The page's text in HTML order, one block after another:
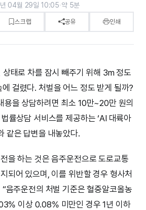
04월 29일 10:05·약 5분
스크랩 공유 인쇄
태로 차를 잠시 빼주기 위해 3m 정도
걸렸다. 처벌을 어느 정도 받게 될까?
용을 상담하려면 최소 10만~20만 원의
률상담 서비스를 제공하는 ‘AI 대륙아
같은 답변을 내놓았다.
을 하는 것은 음주운전으로 도로교통
되어 있으며, 이를 위반할 경우 형사처
음주운전의 처벌 기준은 혈중알코올농
이상 0.08% 미만인 경우 1년 이하